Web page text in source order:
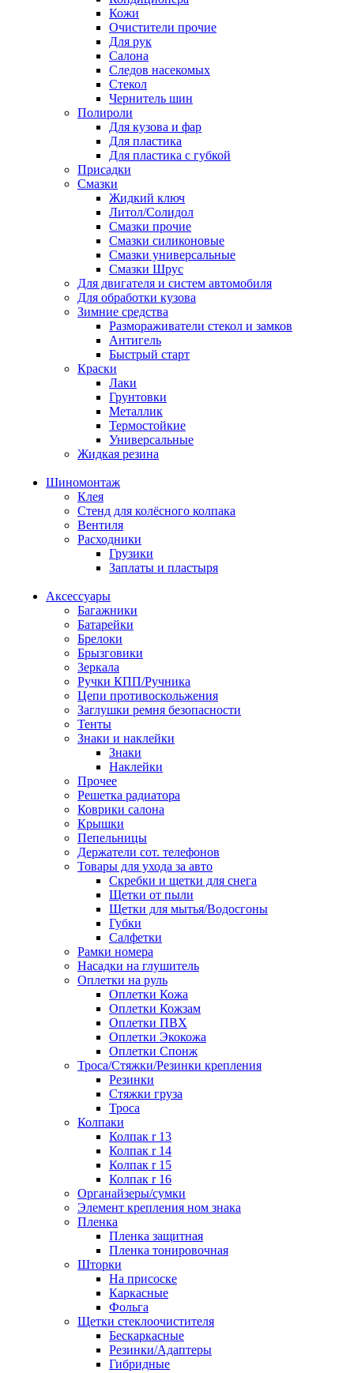
Кожи
Очистители прочие
Для рук
Салона
Следов насекомых
Стекол
Чернитель шин
Полироли
Для кузова и фар
Для пластика
Для пластика с губкой
Присадки
Смазки
Жидкий ключ
Литол/Солидол
Смазки прочие
Смазки силиконовые
Смазки универсальные
Смазки Шрус
Для двигателя и систем автомобиля
Для обработки кузова
Зимние средства
Размораживатели стекол и замков
Антигель
Быстрый старт
Краски
Лаки
Грунтовки
Металлик
Термостойкие
Универсальные
Жидкая резина
Шиномонтаж
Клея
Стенд для колёсного колпака
Вентиля
Расходники
Грузики
Заплаты и пластыря
Аксессуары
Багажники
Батарейки
Брелоки
Брызговики
Зеркала
Ручки КПП/Ручника
Цепи противоскольжения
Заглушки ремня безопасности
Тенты
Знаки и наклейки
Знаки
Наклейки
Прочее
Решетка радиатора
Коврики салона
Крышки
Пепельницы
Держатели сот. телефонов
Товары для ухода за авто
Скребки и щетки для снега
Щетки от пыли
Щетки для мытья/Водосгоны
Губки
Салфетки
Рамки номера
Насадки на глушитель
Оплетки на руль
Оплетки Кожа
Оплетки Кожзам
Оплетки ПВХ
Оплетки Экокожа
Оплетки Спонж
Троса/Стяжки/Резинки крепления
Резинки
Стяжки груза
Троса
Колпаки
Колпак r 13
Колпак r 14
Колпак r 15
Колпак r 16
Органайзеры/сумки
Элемент крепления ном знака
Пленка
Пленка защитная
Пленка тонировочная
Шторки
На присоске
Каркасные
Фольга
Щетки стеклоочистителя
Бескаркасные
Резинки/Адаптеры
Гибридные